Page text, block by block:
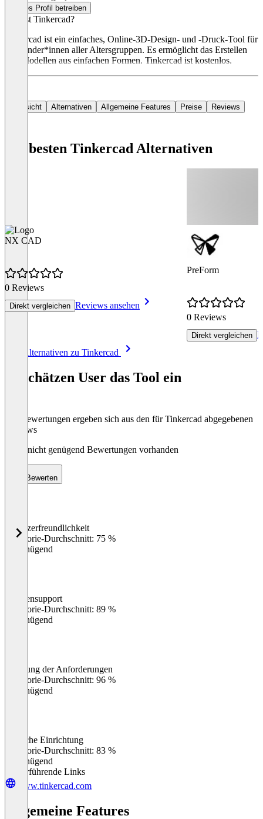
Dieses Profil betreiben
Was ist Tinkercad?
Tinkercad ist ein einfaches, Online-3D-Design- und -Druck-Tool für
Anwender*innen aller Altersgruppen. Es ermöglicht das Erstellen
von Modellen aus einfachen Formen. Tinkercad ist kostenlos.
Übersicht Alternativen Allgemeine Features Preise Reviews
Die besten Tinkercad Alternativen
NX CAD
0 Reviews
Direkt vergleichen Reviews ansehen
PreForm
0 Reviews
Direkt vergleichen
Alle Alternativen zu Tinkercad
So schätzen User das Tool ein
Die Bewertungen ergeben sich aus den für Tinkercad abgegebenen
Reviews
Noch nicht genügend Bewertungen vorhanden
Bewerten
%
Benutzerfreundlichkeit
Kategorie-Durchschnitt: 75 %
Ungenügend
Kundensupport
Kategorie-Durchschnitt: 89 %
Ungenügend
Erfüllung der Anforderungen
Kategorie-Durchschnitt: 96 %
Ungenügend
Einfache Einrichtung
Kategorie-Durchschnitt: 83 %
Ungenügend
Weiterführende Links
www.tinkercad.com
Allgemeine Features